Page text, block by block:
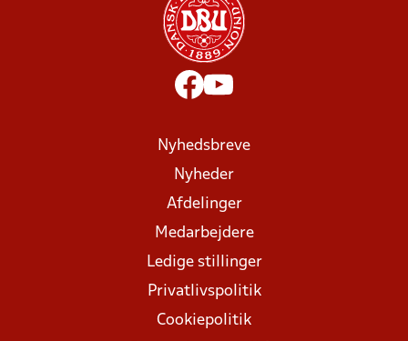
Nyhedsbreve
Nyheder
Afdelinger
Medarbejdere
Ledige stillinger
Privatlivspolitik
Cookiepolitik